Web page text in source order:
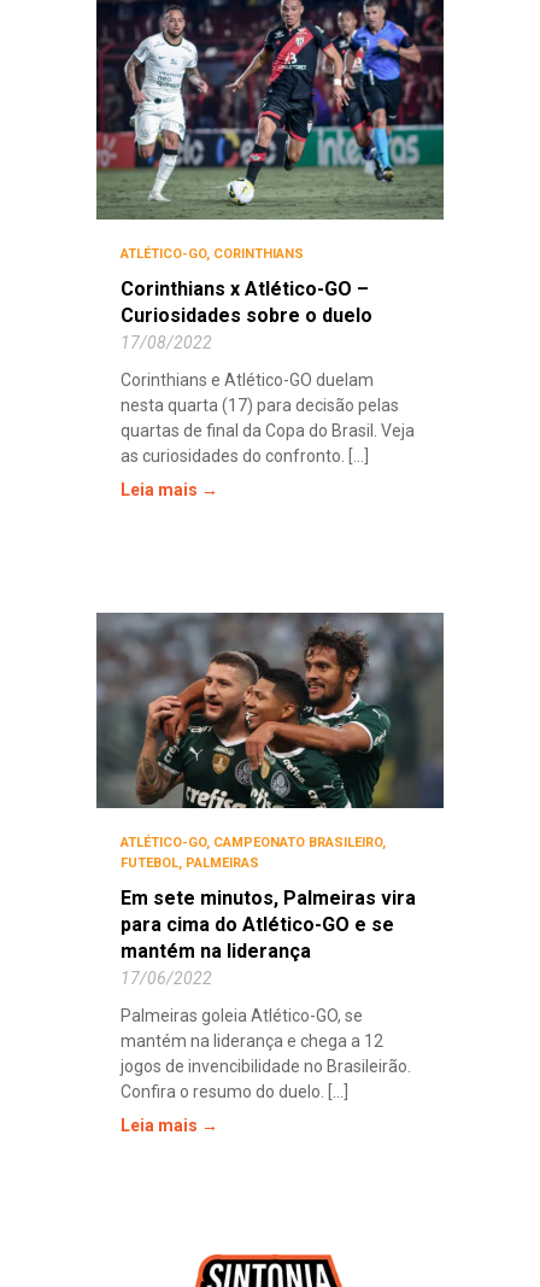
ATLÉTICO-GO, CORINTHIANS
Corinthians x Atlético-GO –
Curiosidades sobre o duelo
17/08/2022
Corinthians e Atlético-GO duelam
nesta quarta (17) para decisão pelas
quartas de final da Copa do Brasil. Veja
as curiosidades do confronto. [...]
Leia mais →
ATLÉTICO-GO, CAMPEONATO BRASILEIRO,
FUTEBOL, PALMEIRAS
Em sete minutos, Palmeiras vira
para cima do Atlético-GO e se
mantém na liderança
17/06/2022
Palmeiras goleia Atlético-GO, se
mantém na liderança e chega a 12
jogos de invencibilidade no Brasileirão.
Confira o resumo do duelo. [...]
Leia mais →